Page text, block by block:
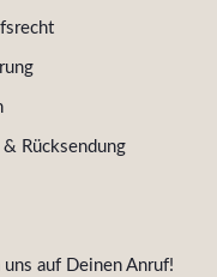
Rücksendung
auf Deinen Anruf!